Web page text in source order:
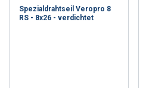
Spezialdrahtseil Veropro 8
RS - 8x26 - verdichtet